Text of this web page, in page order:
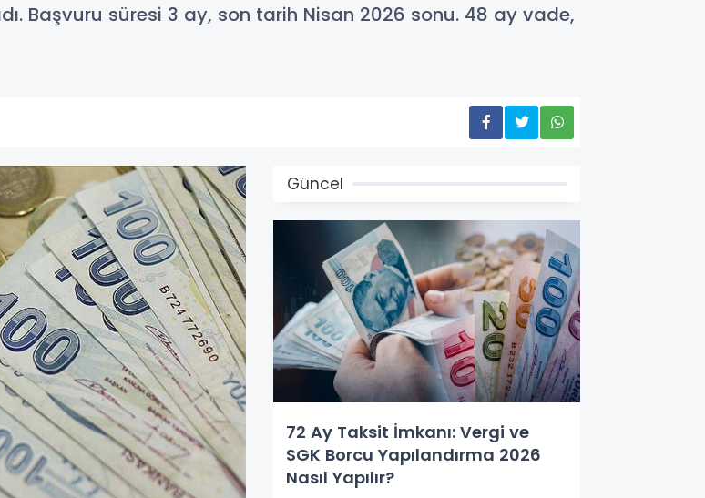
Başvuru süresi 3 ay, son tarih Nisan 2026 sonu. 48 ay vade,
Güncel
72 Ay Taksit İmkanı: Vergi ve
SGK Borcu Yapılandırma 2026
Nasıl Yapılır?